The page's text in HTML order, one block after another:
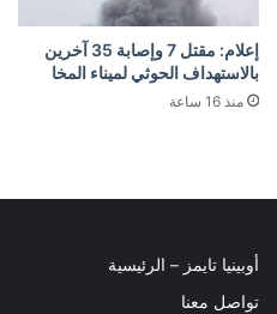
إعلام: مقتل 7 وإصابة 35 آخرين
بالاستهداف الحوثي لميناء المخا
منذ 16 ساعة
أوبينيا تايمز – الرئيسية
تواصل معنا